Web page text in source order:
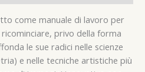
come manuale di lavoro per
privo della forma
le sue radici nelle scienze
e nelle tecniche artistiche più